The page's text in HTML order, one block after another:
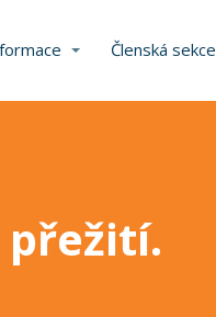
Členská sekce
přežití.